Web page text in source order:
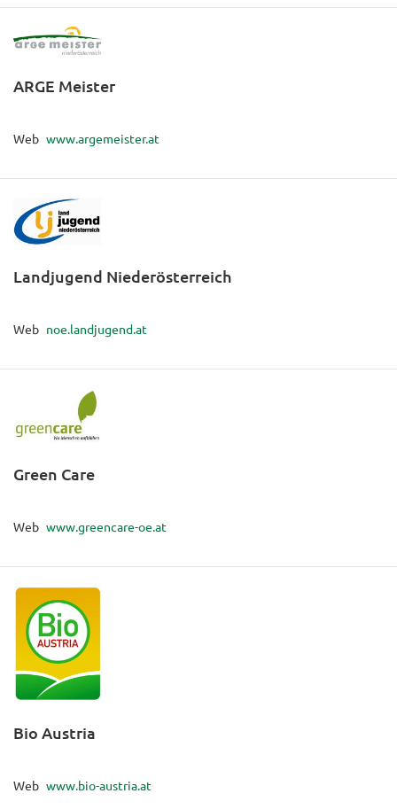
ARGE Meister
Web www.argemeister.at
Landjugend Niederösterreich
Web noe.landjugend.at
Green Care
Web www.greencare-oe.at
Bio Austria
Web www.bio-austria.at